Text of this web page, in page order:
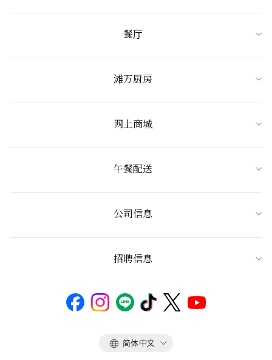
餐厅
滩万厨房
网上商城
午餐配送
公司信息
招聘信息
语
简体中文